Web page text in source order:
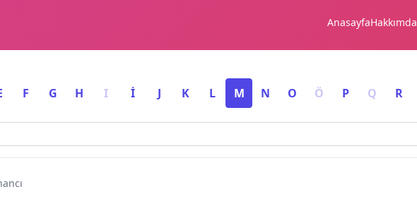
AnasayfaHakkımda
F G H I İ J K L M N O Ö P Q R